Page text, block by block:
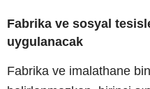
Fabrika ve sosyal
uygulanacak
Fabrika ve imalathane